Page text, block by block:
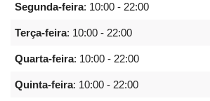
Segunda-feira: 10:00 - 22:00
Terça-feira: 10:00 - 22:00
Quarta-feira: 10:00 - 22:00
Quinta-feira: 10:00 - 22:00